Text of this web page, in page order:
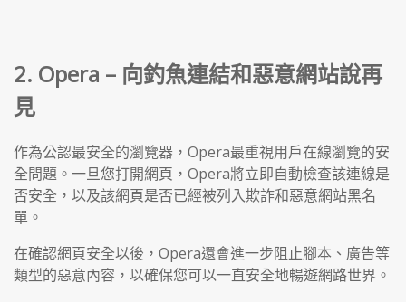
2. Opera – 向釣魚連結和惡意網站說再
見
作為公認最安全的瀏覽器，Opera最重視用戶在線瀏覽的安
全問題。一旦您打開網頁，Opera將立即自動檢查該連線是
否安全，以及該網頁是否已經被列入欺詐和惡意網站黑名
單。
在確認網頁安全以後，Opera還會進一步阻止腳本、廣告等
類型的惡意內容，以確保您可以一直安全地暢遊網路世界。